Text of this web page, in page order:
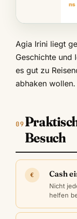
ns
Agia Irini liegt
Geschichte und
es gut zu
abhaken wollen.
Besuch
€ Cash
Nicht
helfen